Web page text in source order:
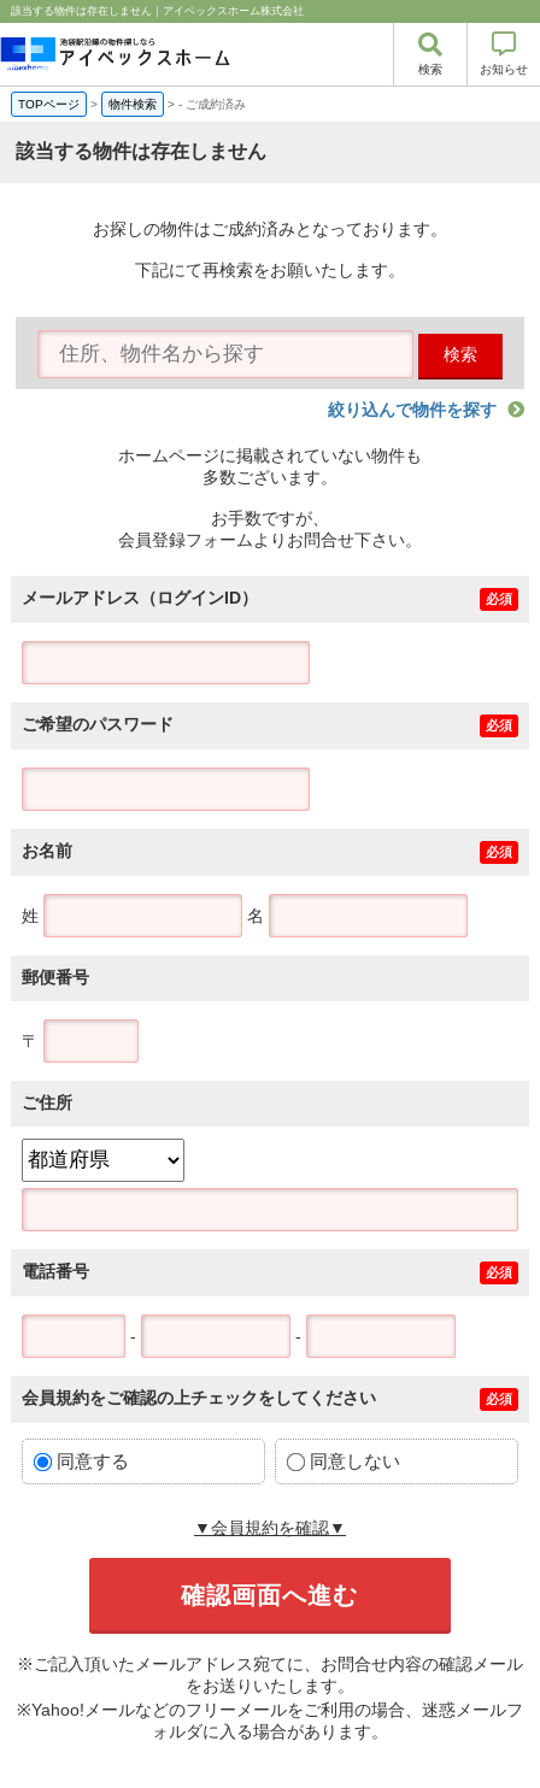
該当する物件は存在しません｜アイベックスホーム株式会社
検索 お知らせ
TOPページ > 物件検索 >- ご成約済み
該当する物件は存在しません
お探しの物件はご成約済みとなっております。
下記にて再検索をお願いたします。
検索
絞り込んで物件を探す
ホームページに掲載されていない物件も
多数ございます。
お手数ですが、
会員登録フォームよりお問合せ下さい。
メールアドレス（ログインID） 必須
ご希望のパスワード 必須
お名前 必須
姓 名
郵便番号
〒
ご住所
電話番号 必須
- -
会員規約をご確認の上チェックをしてください 必須
同意する 同意しない
▼会員規約を確認▼
※ご記入頂いたメールアドレス宛てに、お問合せ内容の確認メール
をお送りいたします。
※Yahoo!メールなどのフリーメールをご利用の場合、迷惑メールフ
ォルダに入る場合があります。